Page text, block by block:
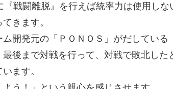
戦闘離脱』を行えば統率力は使用しな
きます。
ム開発元の「ＰＯＮＯＳ」がだしてい
最後まで対戦を行って、対戦で敗北し
ます。